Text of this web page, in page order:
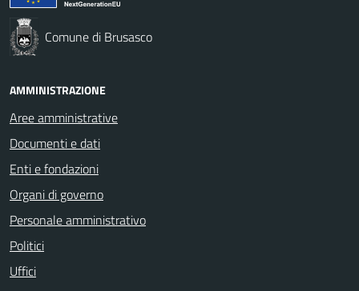
Comune di Brusasco
AMMINISTRAZIONE
Aree amministrative
Documenti e dati
Enti e fondazioni
Organi di governo
Personale amministrativo
Politici
Uffici